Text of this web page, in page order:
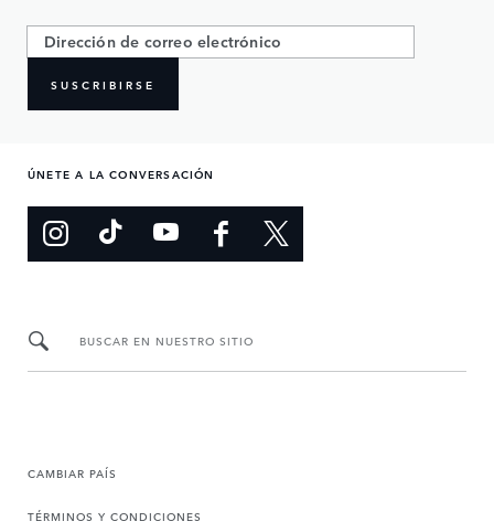
SUSCRIBIRSE
ÚNETE A LA CONVERSACIÓN
BUSCAR EN NUESTRO SITIO
CAMBIAR PAÍS
TÉRMINOS Y CONDICIONES